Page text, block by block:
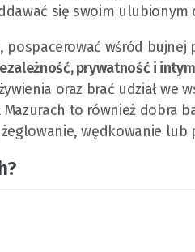
się swoim ulubionym
wśród bujnej
prywatność i
oraz brać udział we
to również dobra
wędkowanie lub